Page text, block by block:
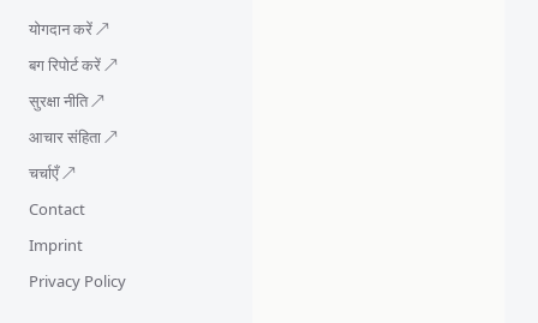
योगदान करें ↗
बग रिपोर्ट करें ↗
सुरक्षा नीति ↗
आचार संहिता ↗
चर्चाएँ ↗
Contact
Imprint
Privacy Policy